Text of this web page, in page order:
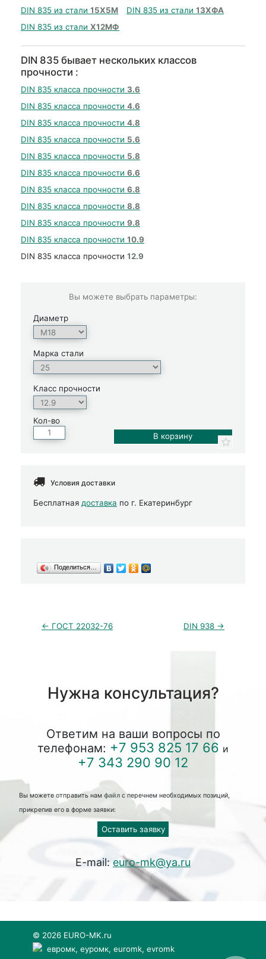
DIN 835 из стали 15Х5М DIN 835 из стали 13ХФА
DIN 835 из стали Х12МФ
DIN 835 бывает нескольких классов
прочности :
DIN 835 класса прочности 3.6
DIN 835 класса прочности 4.6
DIN 835 класса прочности 4.8
DIN 835 класса прочности 5.6
DIN 835 класса прочности 5.8
DIN 835 класса прочности 6.6
DIN 835 класса прочности 6.8
DIN 835 класса прочности 8.8
DIN 835 класса прочности 9.8
DIN 835 класса прочности 10.9
DIN 835 класса прочности 12.9
Вы можете выбрать параметры:
Диаметр
Марка стали
Класс прочности
Кол-во
Условия доставки
Бесплатная доставка по г. Екатеринбург
Поделиться…
← ГОСТ 22032-76 DIN 938 →
Нужна консультация?
Ответим на ваши вопросы по
телефонам: +7 953 825 17 66 и
+7 343 290 90 12
Вы можете отправить нам файлс перечнем необходимых позиций,
прикрепив его в форме заявки:
Оставить заявку
E-mail: euro-mk@ya.ru
© 2026 EURO-MK.ru
евромк, еуромк, euromk, evromk